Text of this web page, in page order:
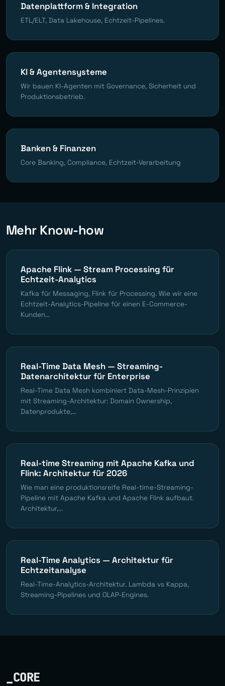
Datenplattform & Integration
ETL/ELT, Data Lakehouse, Echtzeit-Pipelines.
KI & Agentensysteme
Wir bauen KI-Agenten mit Governance, Sicherheit und
Produktionsbetrieb.
Banken & Finanzen
Core Banking, Compliance, Echtzeit-Verarbeitung
Mehr Know-how
Apache Flink — Stream Processing für
Echtzeit-Analytics
Kafka für Messaging, Flink für Processing. Wie wir eine
Echtzeit-Analytics-Pipeline für einen E-Commerce-
Kunden...
Real-Time Data Mesh — Streaming-
Datenarchitektur für Enterprise
Real-Time Data Mesh kombiniert Data-Mesh-Prinzipien
mit Streaming-Architektur: Domain Ownership,
Datenprodukte,...
Real-time Streaming mit Apache Kafka und
Flink: Architektur für 2026
Wie man eine produktionsreife Real-time-Streaming-
Pipeline mit Apache Kafka und Apache Flink aufbaut.
Architektur,...
Real-Time Analytics — Architektur für
Echtzeitanalyse
Real-Time-Analytics-Architektur. Lambda vs Kappa,
Streaming-Pipelines und OLAP-Engines.
_CORE